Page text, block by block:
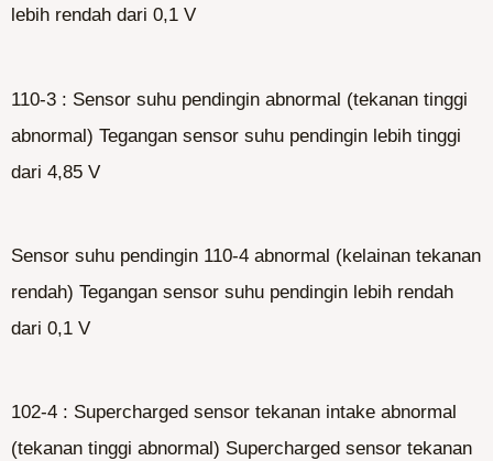
lebih rendah dari 0,1 V
110-3 : Sensor suhu pendingin abnormal (tekanan tinggi
abnormal) Tegangan sensor suhu pendingin lebih tinggi
dari 4,85 V
Sensor suhu pendingin 110-4 abnormal (kelainan tekanan
rendah) Tegangan sensor suhu pendingin lebih rendah
dari 0,1 V
102-4 : Supercharged sensor tekanan intake abnormal
(tekanan tinggi abnormal) Supercharged sensor tekanan